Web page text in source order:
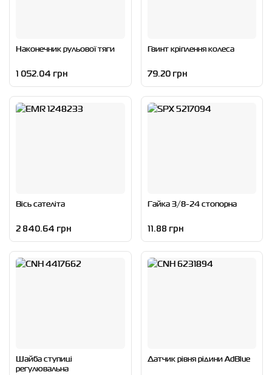
Наконечник рульової тяги
1 052.04 грн
Гвинт кріплення колеса
79.20 грн
Вісь сателіта
2 840.64 грн
Гайка 3/8-24 стопорна
11.88 грн
Шайба ступиці
регулювальна
Датчик рівня рідини AdBlue